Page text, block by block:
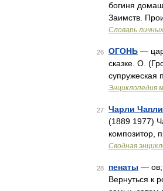
богиня
Заимств.
Словарь
26 ОГОНЬ —
сказке. О.
супружеская
Энциклопедия
27 Чарли
(1889 1977)
композитор,
Сводная
28 пенаты — ов;
Вернуться к